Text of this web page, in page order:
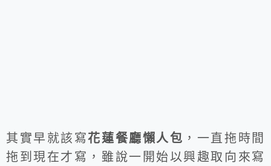
其實早就該寫花蓮餐廳懶人包 ，一直拖時間
拖到現在才寫，雖說一開始以興趣取向來寫